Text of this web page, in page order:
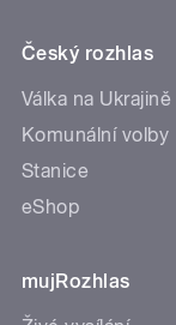
Český rozhlas
Válka na Ukrajině
Komunální volby
Stanice
eShop
mujRozhlas